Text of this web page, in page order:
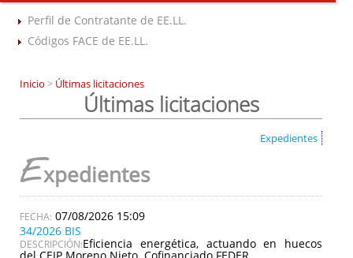
Perfil de Contratante de EE.LL.
Códigos FACE de EE.LL.
Inicio > Últimas licitaciones
Últimas licitaciones
Expedientes
Expedientes
07/08/2026 15:09
34/2026 BIS
DESCRIPCIÓN:Eficiencia energética, actuando en huecos
del CEIP Moreno Nieto. Cofinanciado FEDER